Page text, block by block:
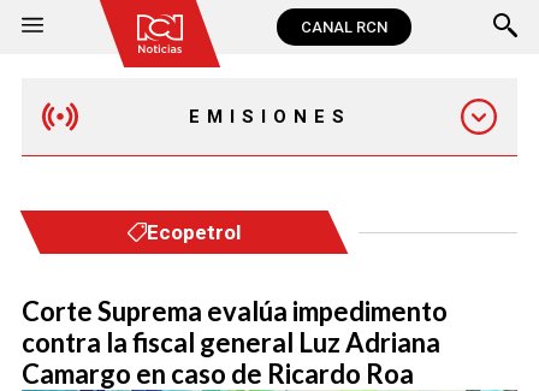
CANAL RCN
EMISIONES
Ecopetrol
Corte Suprema evalúa impedimento
contra la fiscal general Luz Adriana
Camargo en caso de Ricardo Roa